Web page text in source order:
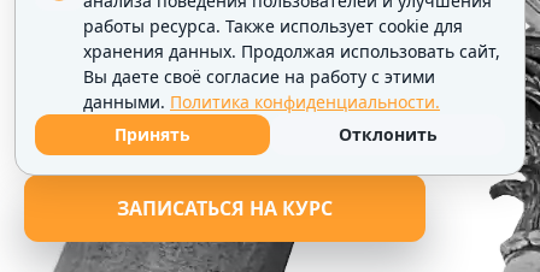
ЗАПИСАТЬСЯ НА КУРС
работы ресурса. Также использует cookie для
хранения данных. Продолжая использовать сайт,
Вы даете своё согласие на работу с этими
данными. Политика конфиденциальности.
Принять
Отклонить